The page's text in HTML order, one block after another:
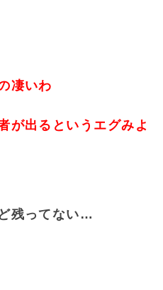
凄いわ
が出るというエグみよ
残ってない…